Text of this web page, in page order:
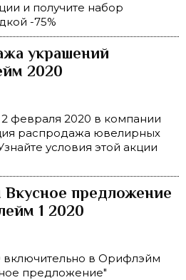
и получите набор
-75%
украшений
2020
2 февраля 2020 в компании
распродажа ювелирных
условия этой акции
предложение
1 2020
включительно в Орифлэйм
предложение"